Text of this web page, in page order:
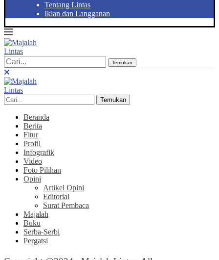
Tentang Lintas
Iklan dan Langganan
Temukan
Temukan
Beranda
Berita
Fitur
Profil
Infografik
Video
Foto Pilihan
Opini
Artikel Opini
Editorial
Surat Pembaca
Majalah
Buku
Serba-Serbi
Pergatsi